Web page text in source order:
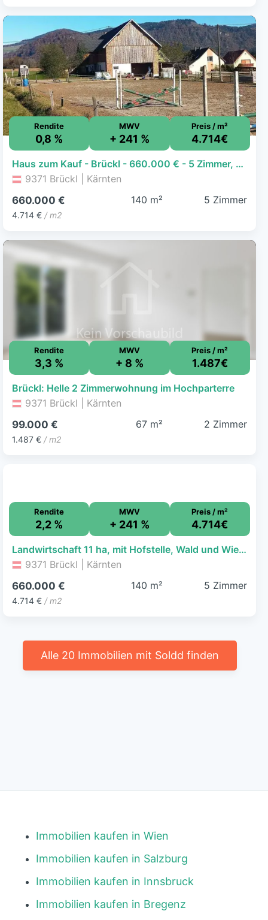
Rendite
0,8 %
MWV
+ 241 %
Preis / m²
4.714€
Haus zum Kauf - Brückl - 660.000 € - 5 Zimmer, 140 m², 112.590 m² Grundstück
9371 Brückl | Kärnten
660.000 €
4.714 € / m2
140 m² 5 Zimmer
Rendite
3,3 %
MWV
+ 8 %
Preis / m²
1.487€
Brückl: Helle 2 Zimmerwohnung im Hochparterre
9371 Brückl | Kärnten
99.000 €
1.487 € / m2
67 m² 2 Zimmer
Rendite
2,2 %
MWV
+ 241 %
Preis / m²
4.714€
Landwirtschaft 11 ha, mit Hofstelle, Wald und Wiese
9371 Brückl | Kärnten
660.000 €
4.714 € / m2
140 m² 5 Zimmer
Alle 20 Immobilien mit Soldd finden
Immobilien kaufen in Wien
Immobilien kaufen in Salzburg
Immobilien kaufen in Innsbruck
Immobilien kaufen in Bregenz